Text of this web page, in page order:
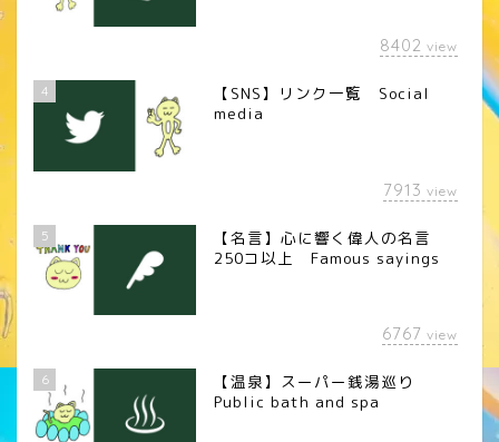
8402 view
4
【SNS】リンク一覧 Social
media
7913 view
5
【名言】心に響く偉人の名言
250コ以上 Famous sayings
6767 view
6
【温泉】スーパー銭湯巡り
Public bath and spa